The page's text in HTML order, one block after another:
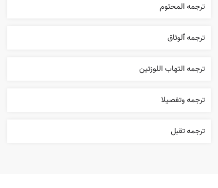
ترجمه المحتوم
ترجمه ٱلوثاق
ترجمه التهاب اللوزتين
ترجمه وتفصيلا
ترجمه تقبل